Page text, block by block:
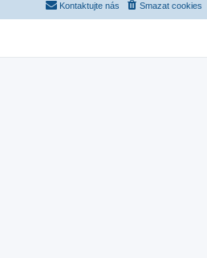
Smazat cookies
Kontaktujte nás